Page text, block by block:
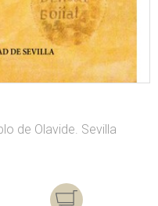
de Olavide. Sevilla